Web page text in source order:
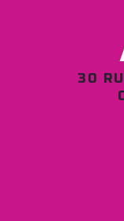
30 RUE DU JARIEL 77120